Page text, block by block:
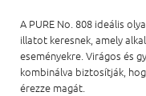
A PURE No. 808 ideális
illatot keresnek, amely
eseményekre. Virágos és
kombinálva biztosítják,
érezze magát.